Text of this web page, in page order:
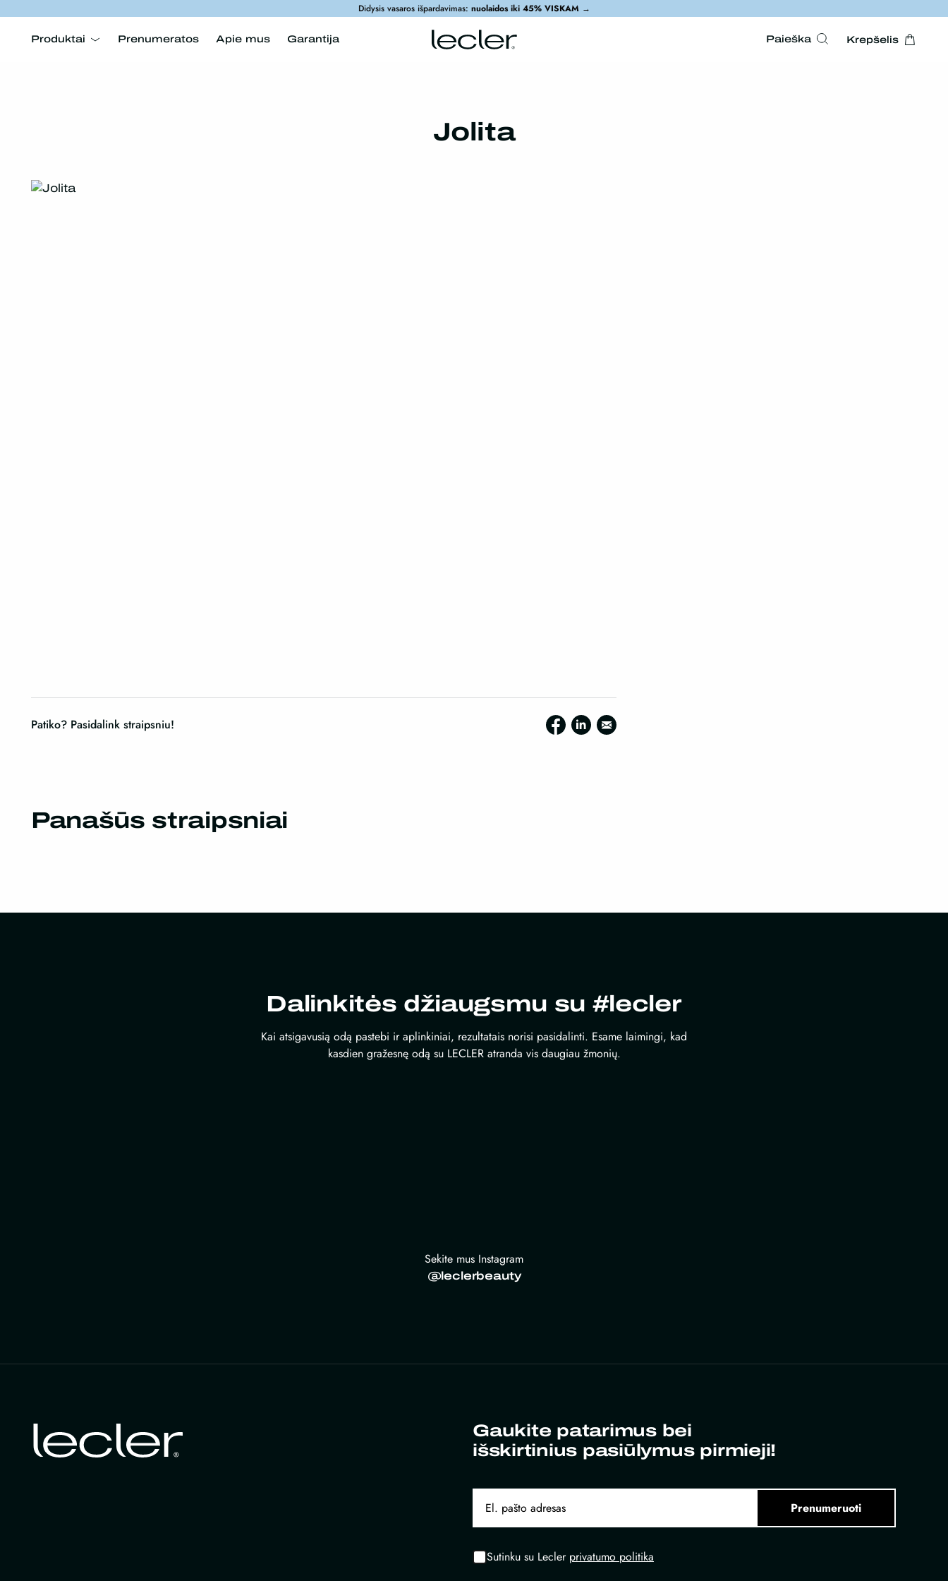
Didysis vasaros išpardavimas: nuolaidos iki 45% VISKAM→
Produktai Prenumeratos Apie mus Garantija Paieška Krepšelis
Jolita
Patiko? Pasidalink straipsniu!
Panašūs straipsniai
Dalinkitės džiaugsmu su #lecler
Kai atsigavusią odą pastebi ir aplinkiniai, rezultatais norisi pasidalinti. Esame laimingi, kad
kasdien gražesnę odą su LECLER atranda vis daugiau žmonių.
Sekite mus Instagram
@leclerbeauty
Gaukite patarimus bei
išskirtinius pasiūlymus pirmieji!
Prenumeruoti
Sutinku su Lecler privatumo politika